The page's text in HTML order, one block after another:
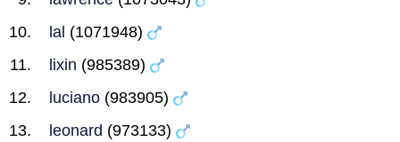
lal (1071948)
lixin (985389)
luciano (983905)
leonard (973133)